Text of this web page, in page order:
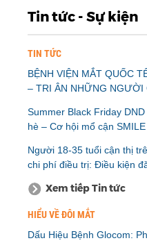
Tin tức - Sự kiện
TIN TỨC
BỆNH VIỆN MẮT QUỐC
– TRI ÂN NHỮNG NGƯỜI
Summer Black Friday
hè – Cơ hội mổ cận
Người 18-35 tuổi cận thị
chi phí điều trị: Điều kiện
Xem tiếp Tin tức
HIỂU VỀ ĐÔI MẮT
Dấu Hiệu Bệnh Glocom: